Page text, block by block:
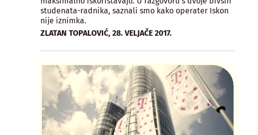
studenata-radnika, saznali smo kako operater Iskon
nije iznimka.
ZLATAN TOPALOVIĆ, 28. VELJAČE 2017.